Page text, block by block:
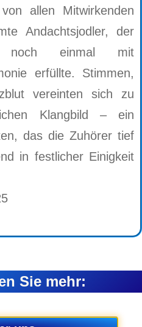
allen Mitwirkenden
Andachtsjodler, der
noch einmal mit
erfüllte. Stimmen,
vereinten sich zu
Klangbild – ein
das die Zuhörer tief
in festlicher Einigkeit
Sie mehr: